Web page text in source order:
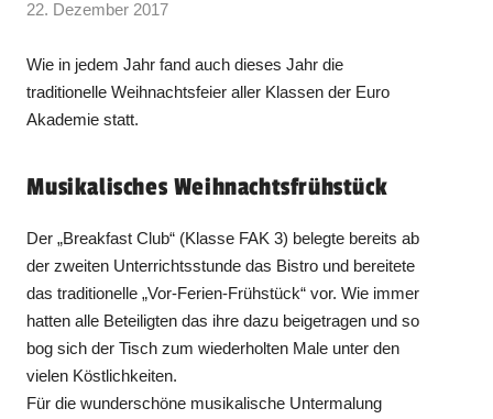
22. Dezember 2017
Wie in jedem Jahr fand auch dieses Jahr die
traditionelle Weihnachtsfeier aller Klassen der Euro
Akademie statt.
Musikalisches Weihnachtsfrühstück
Der „Breakfast Club“ (Klasse FAK 3) belegte bereits ab
der zweiten Unterrichtsstunde das Bistro und bereitete
das traditionelle „Vor-Ferien-Frühstück“ vor. Wie immer
hatten alle Beteiligten das ihre dazu beigetragen und so
bog sich der Tisch zum wiederholten Male unter den
vielen Köstlichkeiten.
Für die wunderschöne musikalische Untermalung